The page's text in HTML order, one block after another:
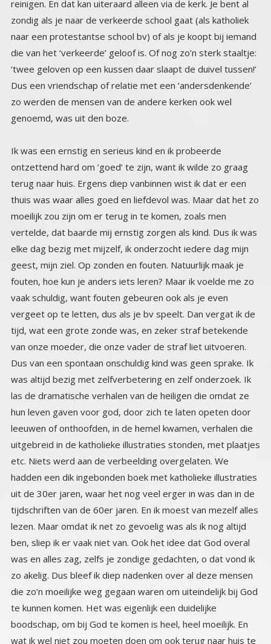
genoemd, was uit den boze.
Ik was een ernstig en serieus kind en ik probeerde
ontzettend hard om ‘goed’ te zijn, want ik wilde zo graag
terug naar huis. Ergens diep vanbinnen wist ik dat er een
thuis was waar alles goed en liefdevol was. Maar dat het zo
moeilijk zou zijn om er terug in te komen, zoals men
vertelde, dat baarde mij ernstig zorgen als kind. Dus ik was
elke dag bezig met mijzelf, ik onderzocht iedere dag mijn
geest, mijn ziel. Op zonden en fouten. Natuurlijk maak je
fouten, hoe kun je anders iets leren? Maar ik voelde me zo
vaak schuldig, want fouten gebeuren ook als je even
vergeet op te letten, dus als je bv speelt. Dan vergat ik de
tijd, wat een grote zonde was, en zeker straf betekende
van onze moeder, die onze vader de straf liet uitvoeren.
Dus van een spontaan onschuldig kind was geen sprake. Ik
was altijd bezig met zelfverbetering en zelf onderzoek. Ik
las de dramatische verhalen van de heiligen die omdat ze
hun leven gaven voor god, door zich te laten opeten door
leeuwen of onthoofden, in de hemel kwamen, verhalen die
uitgebreid in de katholieke illustraties stonden, met plaatjes
etc. Niets werd aan de verbeelding overgelaten. We
hadden een dik ingebonden boek met katholieke illustraties
uit de 30er jaren, waar het nog veel erger in was dan in de
tijdschriften van de 60er jaren. En ik moest van mezelf alles
lezen. Maar omdat ik net zo gevoelig was als ik nog altijd
ben, sliep ik er vaak niet van. Ook het idee dat God overal
was en alles zag, zelfs je zondige gedachten, o dat vond ik
zo akelig. Dus bleef ik diep nadenken over al deze mensen
die zo’n moeilijke weg gegaan waren om uiteindelijk bij God
te kunnen komen. Het was eigenlijk een duidelijke
boodschap, om bij God te komen is heel, heel moeilijk. En
wat ik wel niet zou moeten doen om ook terug naar huis te
kunnen. Hij zorgt ervoor dat er bijna niemand de weg
terug kan gaan, want je mag niet genieten, niet zorgeloos
zijn, niet spelen. Dat zijn allemaal zonden. Ik had er een hard
hoofd in, ik zou dat nooit kunnen opbrengen, en in mijn
fantasieën, dacht ik alles uit, of ik de moed zou hebben, me
te laten onthoofden als het zover zou komen, of op de
brandstapel te stappen. Ik vergat in die tussentijd om te